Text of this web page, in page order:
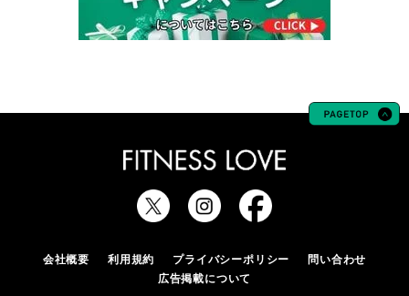
会社概要 利用規約 プライバシーポリシー
問い合わせ
広告掲載について